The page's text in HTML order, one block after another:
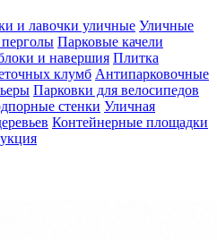
и лавочки уличные Уличные
Парковые качели
и навершия Плитка
клумб Антипарковочные
Парковки для велосипедов
стенки Уличная
Контейнерные площадки